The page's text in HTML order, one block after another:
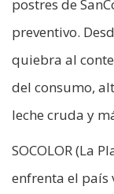
postres de
preventivo.
quiebra al
del consumo,
leche cruda y
SOCOLOR (La
enfrenta el